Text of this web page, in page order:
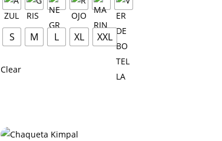
S M L XL XXL
Clear